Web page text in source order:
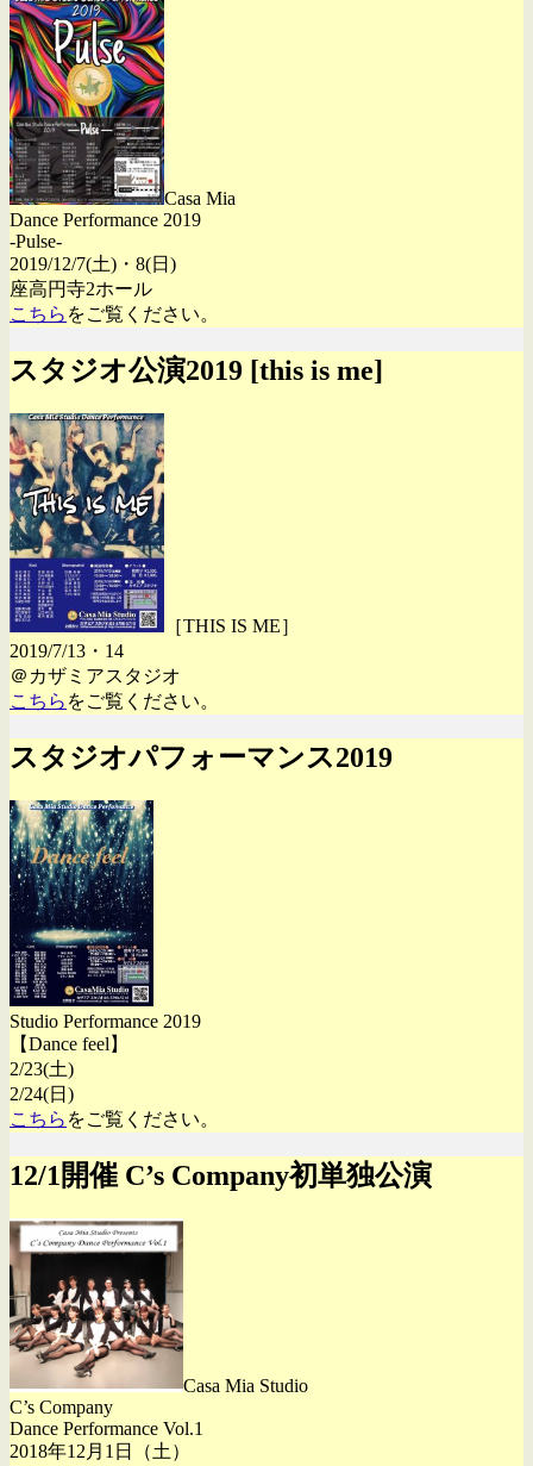
Casa Mia
Dance Performance 2019
-Pulse-
2019/12/7(土)・8(日)
座高円寺2ホール
こちら をご覧ください。
スタジオ公演2019 [this is me]
［THIS IS ME］
2019/7/13・14
＠カザミアスタジオ
こちら をご覧ください。
スタジオパフォーマンス2019
Studio Performance 2019
【Dance feel】
2/23(土)
2/24(日)
こちら をご覧ください。
12/1開催 C’s Company初単独公演
Casa Mia Studio
C’s Company
Dance Performance Vol.1
2018年12月1日（土）